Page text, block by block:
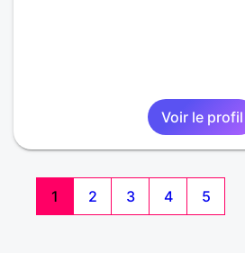
Voir le profil
1 2 3 4 5